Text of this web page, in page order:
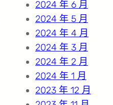
2024 年 6 月
2024 年 5 月
2024 年 4 月
2024 年 3 月
2024 年 2 月
2024 年 1 月
2023 年 12 月